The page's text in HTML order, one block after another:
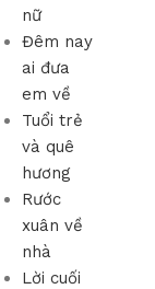
nữ
Đêm nay
ai đưa
em về
Tuổi trẻ
và quê
hương
Rước
xuân về
nhà
Lời cuối